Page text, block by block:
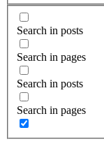
Search in posts
Search in pages
Search in posts
Search in pages